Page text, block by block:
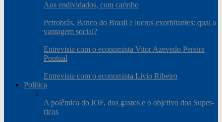
Aos endividados, com carinho
Petrobrás, Banco do Brasil e lucros exorbitantes: qual a
vantagem social?
Entrevista com o economista Vitor Azevedo Pereira
Pontual
Entrevista com o economista Livio Ribeiro
Política
A polêmica do IOF, dos gastos e o objetivo dos Super-
ricos